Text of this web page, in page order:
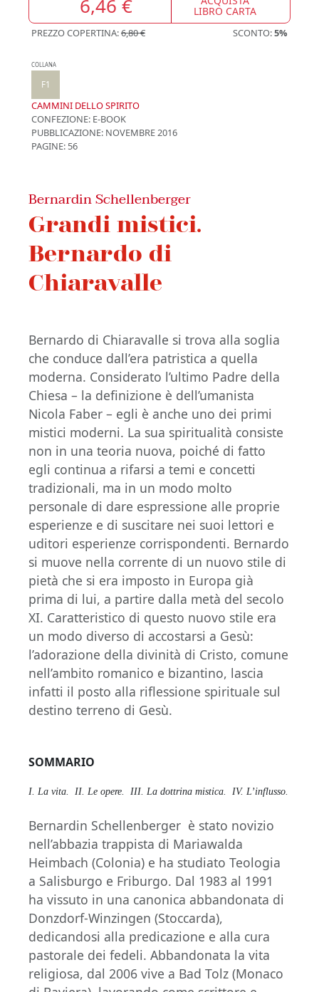
6,46 € LIBRO CARTA
PREZZO COPERTINA:6,80 € SCONTO:5%
COLLANA
F1
CAMMINI DELLO SPIRITO
CONFEZIONE: E-BOOK
PUBBLICAZIONE: NOVEMBRE 2016
PAGINE: 56
Bernardin Schellenberger
Grandi mistici.
Bernardo di
Chiaravalle
Bernardo di Chiaravalle si trova alla soglia
che conduce dall’era patristica a quella
moderna. Considerato l’ultimo Padre della
Chiesa – la definizione è dell’umanista
Nicola Faber – egli è anche uno dei primi
mistici moderni. La sua spiritualità consiste
non in una teoria nuova, poiché di fatto
egli continua a rifarsi a temi e concetti
tradizionali, ma in un modo molto
personale di dare espressione alle proprie
esperienze e di suscitare nei suoi lettori e
uditori esperienze corrispondenti. Bernardo
si muove nella corrente di un nuovo stile di
pietà che si era imposto in Europa già
prima di lui, a partire dalla metà del secolo
XI. Caratteristico di questo nuovo stile era
un modo diverso di accostarsi a Gesù:
l’adorazione della divinità di Cristo, comune
nell’ambito romanico e bizantino, lascia
infatti il posto alla riflessione spirituale sul
destino terreno di Gesù.
SOMMARIO
I. La vita. II. Le opere. III. La dottrina mistica. IV. L’influsso.
Bernardin Schellenberger è stato novizio
nell’abbazia trappista di Mariawalda
Heimbach (Colonia) e ha studiato Teologia
a Salisburgo e Friburgo. Dal 1983 al 1991
ha vissuto in una canonica abbandonata di
Donzdorf-Winzingen (Stoccarda),
dedicandosi alla predicazione e alla cura
pastorale dei fedeli. Abbandonata la vita
religiosa, dal 2006 vive a Bad Tolz (Monaco